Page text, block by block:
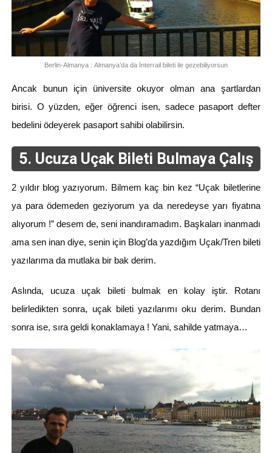
Berlin-Almanya : Almanya’da da İnterrail bileti ile gezebiliyorsun
Ancak bunun için üniversite okuyor olman ana şartlardan
birisi. O yüzden, eğer öğrenci isen, sadece pasaport defter
bedelini ödeyerek pasaport sahibi olabilirsin.
5. Ucuza Uçak Bileti Bulmaya Çalış
2 yıldır blog yazıyorum. Bilmem kaç bin kez “Uçak biletlerine
ya para ödemeden geziyorum ya da neredeyse yarı fiyatına
alıyorum !” desem de, seni inandıramadım. Başkaları inanmadı
ama sen inan diye, senin için Blog’da yazdığım Uçak/Tren bileti
yazılarıma da mutlaka bir bak derim.
Aslında, ucuza uçak bileti bulmak en kolay iştir. Rotanı
belirledikten sonra, uçak bileti yazılarımı oku derim. Bundan
sonra ise, sıra geldi konaklamaya ! Yani, sahilde yatmaya…